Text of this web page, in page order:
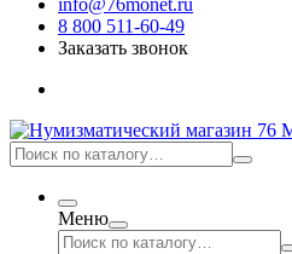
info@76monet.ru
8 800 511-60-49
Заказать звонок
Меню